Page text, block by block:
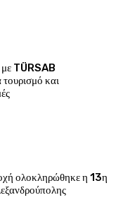
με TÜRSAB
και
ολοκληρώθηκε η 13η